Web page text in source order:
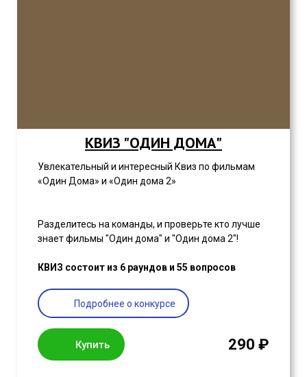
КВИЗ "ОДИН ДОМА"
Увлекательный и интересный Квиз по фильмам
«Один Дома» и «Один дома 2»
Разделитесь на команды, и проверьте кто лучше
знает фильмы "Один дома" и "Один дома 2"!
КВИЗ состоит из 6 раундов и 55 вопросов
Подробнее о конкурсе
Купить 290 ₽